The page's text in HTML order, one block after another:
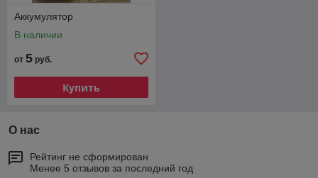
Аккумулятор
В наличии
от 5 руб.
Купить
О нас
Рейтинг не сформирован
Менее 5 отзывов за последний год